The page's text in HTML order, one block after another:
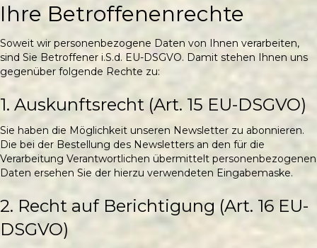
Ihre Betroffenenrechte
Soweit wir personenbezogene Daten von Ihnen verarbeiten,
sind Sie Betroffener i.S.d. EU-DSGVO. Damit stehen Ihnen uns
gegenüber folgende Rechte zu:
1. Auskunftsrecht (Art. 15 EU-DSGVO)
Sie haben die Möglichkeit unseren Newsletter zu abonnieren.
Die bei der Bestellung des Newsletters an den für die
Verarbeitung Verantwortlichen übermittelt personenbezogenen
Daten ersehen Sie der hierzu verwendeten Eingabemaske.
2. Recht auf Berichtigung (Art. 16 EU-
DSGVO)